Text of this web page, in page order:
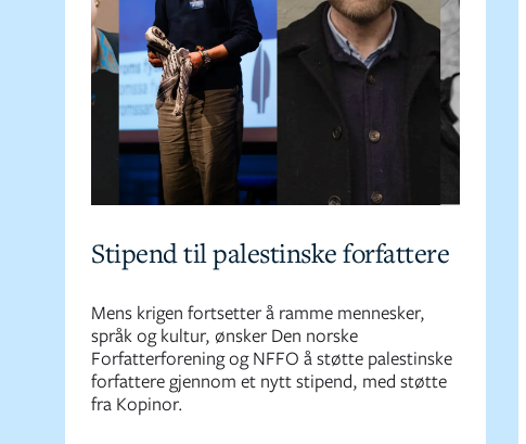
Stipend til palestinske forfattere
Mens krigen fortsetter å ramme mennesker,
språk og kultur, ønsker Den norske
Forfatterforening og NFFO å støtte palestinske
forfattere gjennom et nytt stipend, med støtte
fra Kopinor.